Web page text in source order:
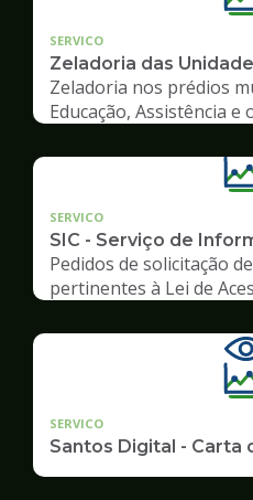
SERVICO
Zeladoria das
Zeladoria nos prédios
Educação, Assistência e
SERVICO
SIC - Serviço de
Pedidos de solicitação
pertinentes à Lei de
SERVICO
Santos Digital - Carta